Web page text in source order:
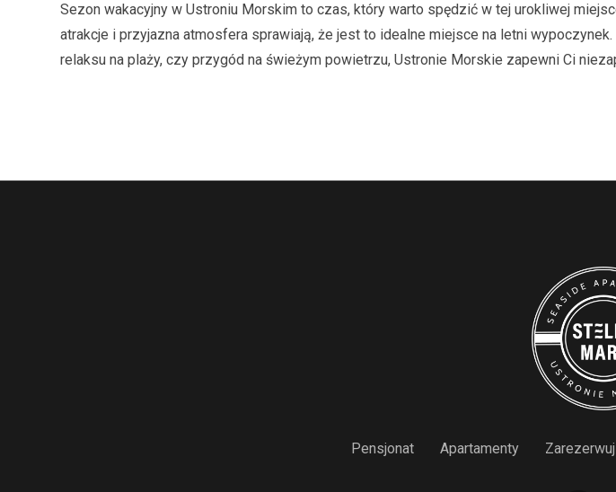
Sezon wakacyjny w Ustroniu Morskim to czas, który warto spędzić w tej urokliwej
atrakcje i przyjazna atmosfera sprawiają, że jest to idealne miejsce na letni
relaksu na plaży, czy przygód na świeżym powietrzu, Ustronie Morskie zapewni Ci
Pensjonat Apartamenty Zarezerwuj